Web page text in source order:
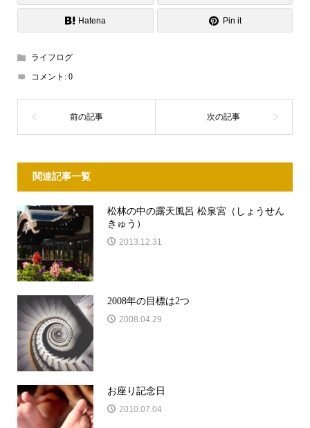
Hatena Pin it
ライフログ
コメント: 0
関連記事一覧
松林の中の露天風呂 松泉宮（しょうせん
きゅう）
2013.12.31
2008年の目標は2つ
2008.04.29
お座り記念日
2010.07.04